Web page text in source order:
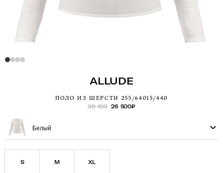
ALLUDE
ПОЛО ИЗ ШЕРСТИ 255/64015/440
39 100 26 500₽
Белый
S M XL